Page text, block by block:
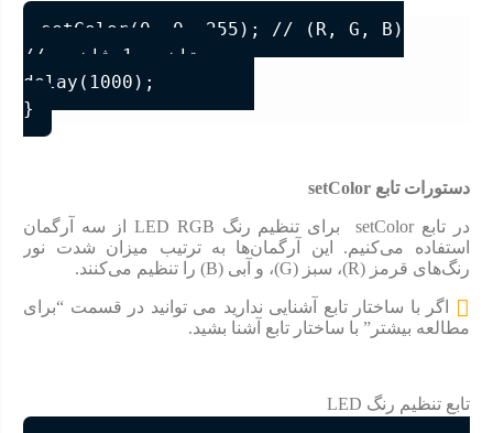
setColor(0, 0, 255); // (R, G, B)
// تاخیر 1 ثانیه
delay(1000);
دستورات تابعsetColor
در تابع setColor برای تنظیم رنگ LED RGB از سه آرگمان
استفاده می‌کنیم. این آرگمان‌ها به ترتیب میزان شدت نور
رنگ‌های قرمز (R)، سبز (G)، و آبی (B) را تنظیم می‌کنند.
اگر با ساختار تابع آشنایی ندارید می توانید در قسمت “برای
مطالعه بیشتر” با ساختار تابع آشنا بشید.
تابع تنظیم رنگ LED